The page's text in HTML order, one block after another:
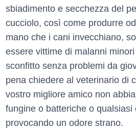
sbiadimento e secchezza del
cucciolo, così come produrre
mano che i cani invecchiano,
essere vittime di malanni
sconfitto senza problemi da
pena chiedere al veterinario di
vostro migliore amico non
fungine o batteriche o qualsiasi
provocando un odore strano.